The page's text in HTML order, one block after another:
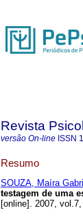
Revista
versão On-line ISSN
Resumo
SOUZA, Maíra
testagem de uma
[online]. 2007,